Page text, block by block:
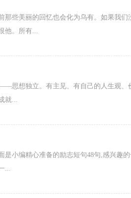
些美丽的回忆也会化为乌有。如果我们
他。所有...
思想独立。有主见、有自己的人生观、
就...
小编精心准备的励志短句48句,感兴趣的
...